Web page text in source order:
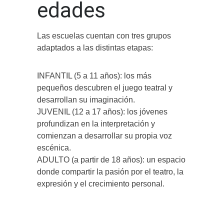
edades
Las escuelas cuentan con tres grupos
adaptados a las distintas etapas:
INFANTIL (5 a 11 años): los más
pequeños descubren el juego teatral y
desarrollan su imaginación.
JUVENIL (12 a 17 años): los jóvenes
profundizan en la interpretación y
comienzan a desarrollar su propia voz
escénica.
ADULTO (a partir de 18 años): un espacio
donde compartir la pasión por el teatro, la
expresión y el crecimiento personal.